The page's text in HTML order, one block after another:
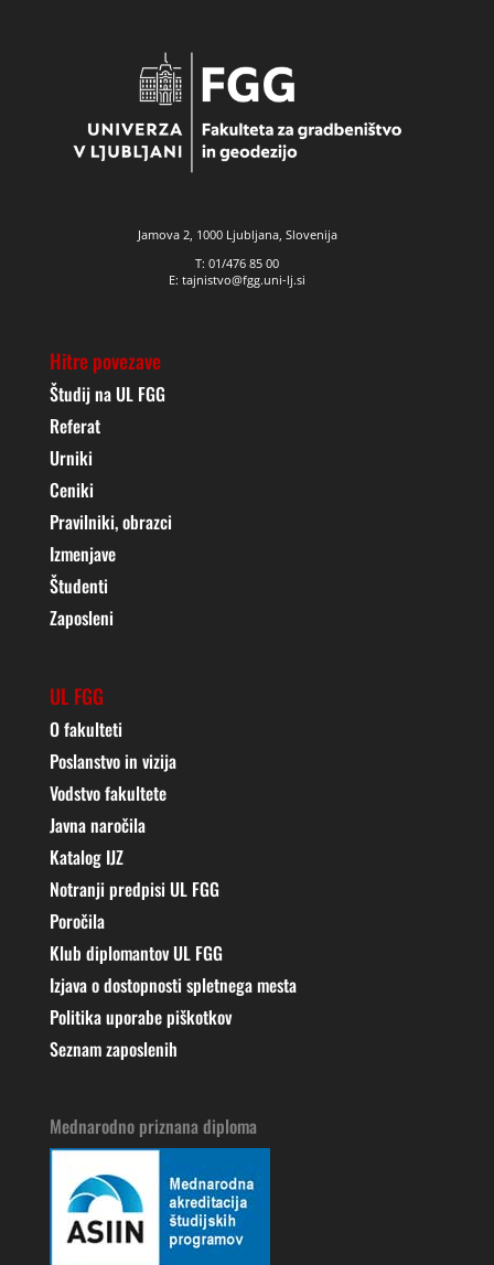
Jamova 2, 1000 Ljubljana, Slovenija
T: 01/476 85 00
E: tajnistvo@fgg.uni-lj.si
Hitre povezave
Študij na UL FGG
Referat
Urniki
Ceniki
Pravilniki, obrazci
Izmenjave
Študenti
Zaposleni
UL FGG
O fakulteti
Poslanstvo in vizija
Vodstvo fakultete
Javna naročila
Katalog IJZ
Notranji predpisi UL FGG
Poročila
Klub diplomantov UL FGG
Izjava o dostopnosti spletnega mesta
Politika uporabe piškotkov
Seznam zaposlenih
Mednarodno priznana diploma